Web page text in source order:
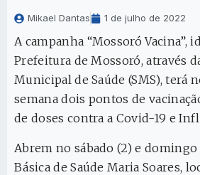
Mikael Dantas 1 de julho de 2022
A campanha “Mossoró Vacina”,
Prefeitura de Mossoró, através
Municipal de Saúde (SMS), terá
semana dois pontos de
de doses contra a Covid-19 e
Abrem no sábado (2) e domingo
Básica de Saúde Maria Soares,